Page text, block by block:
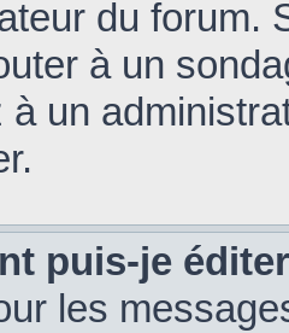
du forum.
à un
à un
puis-je
les